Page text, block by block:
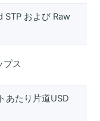
STP および Raw
プス
あたり片道USD